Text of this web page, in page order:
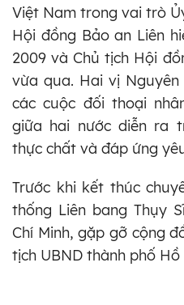
Việt Nam trong vai trò
Hội đồng Bảo an Liên
2009 và Chủ tịch Hội
vừa qua. Hai vị
các cuộc đối thoại
giữa hai nước diễn ra
thực chất và đáp ứng
Trước khi kết thúc
thống Liên bang Thụy
Chí Minh, gặp gỡ cộng
tịch UBND thành phố